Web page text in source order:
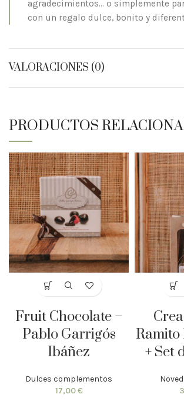
agradecimientos… o simplemente
con un regalo dulce, bonito y
VALORACIONES (0)
PRODUCTOS
Fruit Chocolate –
Pablo Garrigós
Ibáñez
Dulces complementos
17,00€
Ramito
+ Set